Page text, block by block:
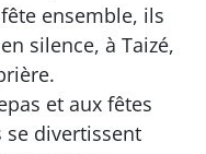
ensemble, ils
silence, à Taizé,
et aux fêtes
se divertissent